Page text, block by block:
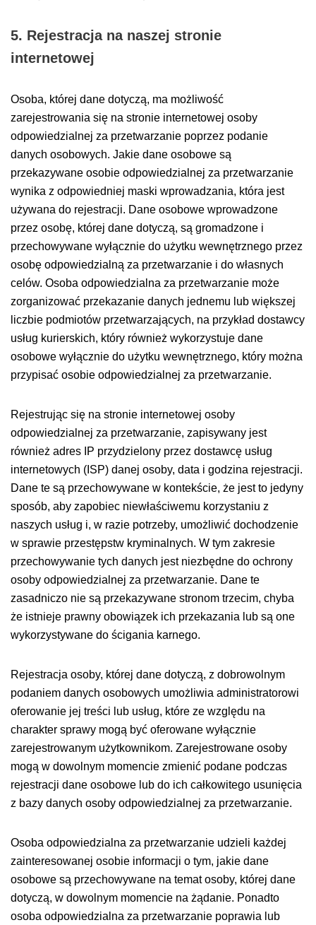
5. Rejestracja na naszej stronie
internetowej
Osoba, której dane dotyczą, ma możliwość
zarejestrowania się na stronie internetowej osoby
odpowiedzialnej za przetwarzanie poprzez podanie
danych osobowych. Jakie dane osobowe są
przekazywane osobie odpowiedzialnej za przetwarzanie
wynika z odpowiedniej maski wprowadzania, która jest
używana do rejestracji. Dane osobowe wprowadzone
przez osobę, której dane dotyczą, są gromadzone i
przechowywane wyłącznie do użytku wewnętrznego przez
osobę odpowiedzialną za przetwarzanie i do własnych
celów. Osoba odpowiedzialna za przetwarzanie może
zorganizować przekazanie danych jednemu lub większej
liczbie podmiotów przetwarzających, na przykład dostawcy
usług kurierskich, który również wykorzystuje dane
osobowe wyłącznie do użytku wewnętrznego, który można
przypisać osobie odpowiedzialnej za przetwarzanie.
Rejestrując się na stronie internetowej osoby
odpowiedzialnej za przetwarzanie, zapisywany jest
również adres IP przydzielony przez dostawcę usług
internetowych (ISP) danej osoby, data i godzina rejestracji.
Dane te są przechowywane w kontekście, że jest to jedyny
sposób, aby zapobiec niewłaściwemu korzystaniu z
naszych usług i, w razie potrzeby, umożliwić dochodzenie
w sprawie przestępstw kryminalnych. W tym zakresie
przechowywanie tych danych jest niezbędne do ochrony
osoby odpowiedzialnej za przetwarzanie. Dane te
zasadniczo nie są przekazywane stronom trzecim, chyba
że istnieje prawny obowiązek ich przekazania lub są one
wykorzystywane do ścigania karnego.
Rejestracja osoby, której dane dotyczą, z dobrowolnym
podaniem danych osobowych umożliwia administratorowi
oferowanie jej treści lub usług, które ze względu na
charakter sprawy mogą być oferowane wyłącznie
zarejestrowanym użytkownikom. Zarejestrowane osoby
mogą w dowolnym momencie zmienić podane podczas
rejestracji dane osobowe lub do ich całkowitego usunięcia
z bazy danych osoby odpowiedzialnej za przetwarzanie.
Osoba odpowiedzialna za przetwarzanie udzieli każdej
zainteresowanej osobie informacji o tym, jakie dane
osobowe są przechowywane na temat osoby, której dane
dotyczą, w dowolnym momencie na żądanie. Ponadto
osoba odpowiedzialna za przetwarzanie poprawia lub